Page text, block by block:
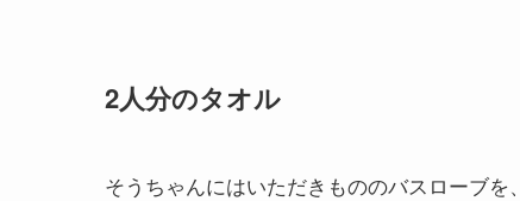
2人分のタオル
そうちゃんにはいただきもののバスローブ